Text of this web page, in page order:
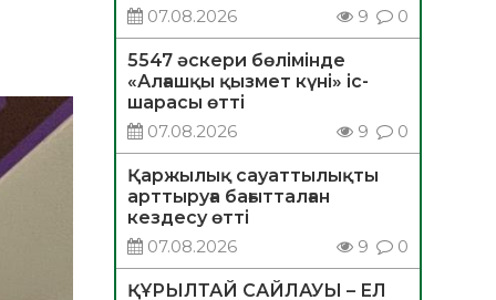
07.08.2026
9 0
5547 әскери бөлімінде
«Алғашқы қызмет күні» іс-
шарасы өтті
07.08.2026
9 0
Қаржылық сауаттылықты
арттыруға бағытталған
кездесу өтті
07.08.2026
9 0
ҚҰРЫЛТАЙ САЙЛАУЫ – ЕЛ